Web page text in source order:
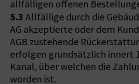
allfälligen offenen
5.3 Allfällige durch die
AG akzeptierte oder dem
AGB zustehende
erfolgen grundsätzlich innert
Kanal, über welchen die
worden ist.